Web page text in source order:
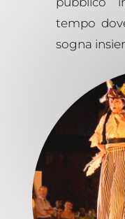
tempo
sogna